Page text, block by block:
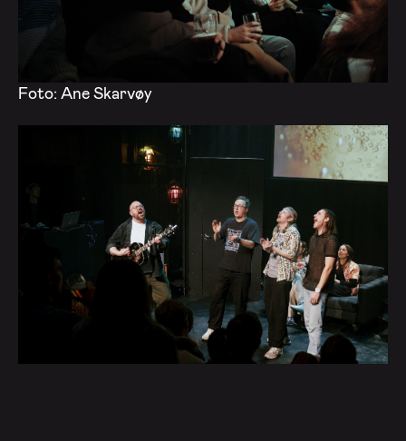
Foto: Ane Skarvøy